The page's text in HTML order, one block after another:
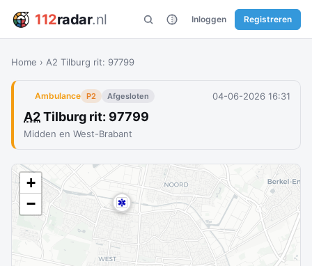
112radar.nl Inloggen Registreren
Home › A2 Tilburg rit: 97799
Ambulance P2 Afgesloten 04-06-2026 16:31
A2Tilburg rit: 97799
Midden en West-Brabant
+
−